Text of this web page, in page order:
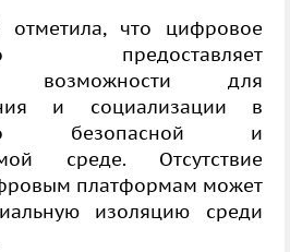
отметила, что цифровое
предоставляет
возможности для
и социализации в
безопасной и
среде. Отсутствие
платформам может
изоляцию среди